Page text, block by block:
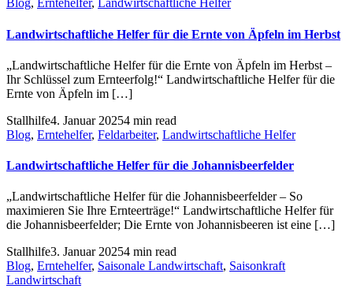
Blog, Erntehelfer, Landwirtschaftliche Helfer
Landwirtschaftliche Helfer für die Ernte von Äpfeln im Herbst
„Landwirtschaftliche Helfer für die Ernte von Äpfeln im Herbst –
Ihr Schlüssel zum Ernteerfolg!“ Landwirtschaftliche Helfer für die
Ernte von Äpfeln im […]
Stallhilfe4. Januar 20254 min read
Blog, Erntehelfer, Feldarbeiter, Landwirtschaftliche Helfer
Landwirtschaftliche Helfer für die Johannisbeerfelder
„Landwirtschaftliche Helfer für die Johannisbeerfelder – So
maximieren Sie Ihre Ernteerträge!“ Landwirtschaftliche Helfer für
die Johannisbeerfelder; Die Ernte von Johannisbeeren ist eine […]
Stallhilfe3. Januar 20254 min read
Blog, Erntehelfer, Saisonale Landwirtschaft, Saisonkraft
Landwirtschaft